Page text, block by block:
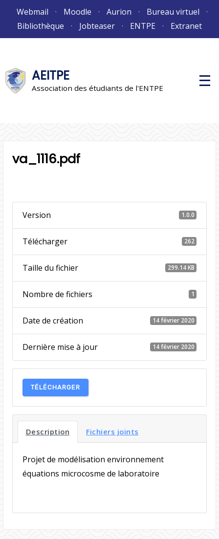
Webmail Moodle Aurion
Bureau virtuel
Bibliothèque
Jobteaser ENTPE Extranet
AEITPE
Association des étudiants de l'ENTPE
M
e
va_1116.pdf
Version 1.0.0
Télécharger 262
Taille du fichier 299.14 KB
Nombre de fichiers 1
Date de création 14 février 2020
Dernière mise à jour 14 février 2020
TÉLÉCHARGER
Description Fichiers joints
Projet de modélisation environnement
équations microcosme de laboratoire